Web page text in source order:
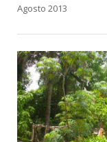
Agosto 2013